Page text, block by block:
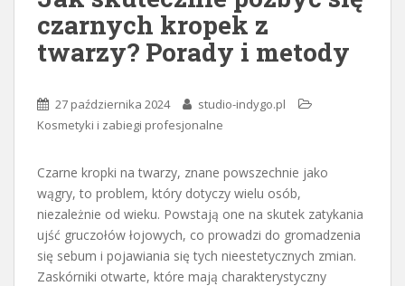
czarnych kropek z
twarzy? Porady i metody
27 października 2024
studio-indygo.pl
Kosmetyki i zabiegi profesjonalne
Czarne kropki na twarzy, znane powszechnie jako
wągry, to problem, który dotyczy wielu osób,
niezależnie od wieku. Powstają one na skutek zatykania
ujść gruczołów łojowych, co prowadzi do gromadzenia
się sebum i pojawiania się tych nieestetycznych zmian.
Zaskórniki otwarte, które mają charakterystyczny